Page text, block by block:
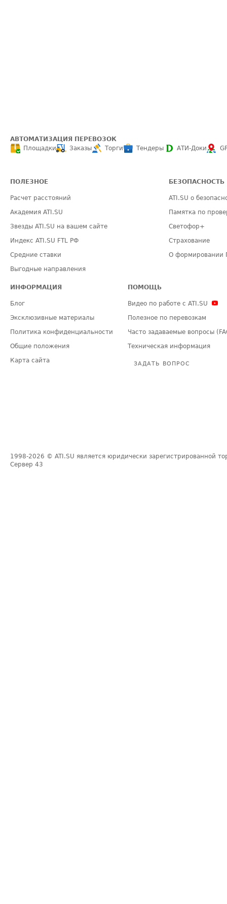
АВТОМАТИЗАЦИЯ ПЕРЕВОЗОК
Площадки
Заказы Торги Тендеры АТИ-Доки
ПОЛЕЗНОЕ
Расчет расстояний
Академия ATI.SU
Звезды ATI.SU на вашем сайте
Индекс ATI.SU FTL РФ
Средние ставки
Выгодные направления
БЕЗОПАСНОСТЬ
ATI.SU о
Памятка по
Светофор+
Страхование
О формировании
ИНФОРМАЦИЯ
Блог
Эксклюзивные материалы
Политика конфиденциальности
Общие положения
Карта сайта
ПОМОЩЬ
Видео по работе с ATI.SU
Полезное по перевозкам
Часто задаваемые вопросы
Техническая информация
ЗАДАТЬ ВОПРОС
1998-2026 © ATI.SU является юридически зарегистрированной
Сервер 43